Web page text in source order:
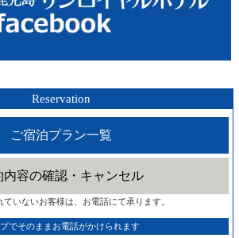
Reservation
ご宿泊プラン一覧
内容の確認・キャンセル
ていないお客様は、お電話にて承ります。
でそのままお電話がかけられます